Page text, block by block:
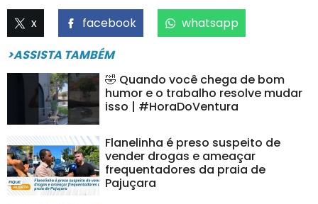
x facebook
whatsapp
>ASSISTA TAMBÉM
🤣 Quando você chega de bom
humor e o trabalho resolve mudar
isso | #HoraDoVentura
Flanelinha é preso suspeito de
vender drogas e ameaçar
frequentadores da praia de
Pajuçara